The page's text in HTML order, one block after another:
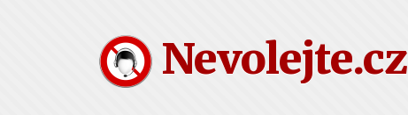
Nevolejte.cz